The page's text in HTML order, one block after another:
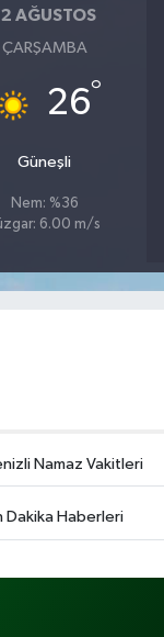
AĞUSTOS
ÇARŞAMBA
26°
Güneşli
Nem: %36
6.00 m/s
Namaz Vakitleri
Dakika Haberleri